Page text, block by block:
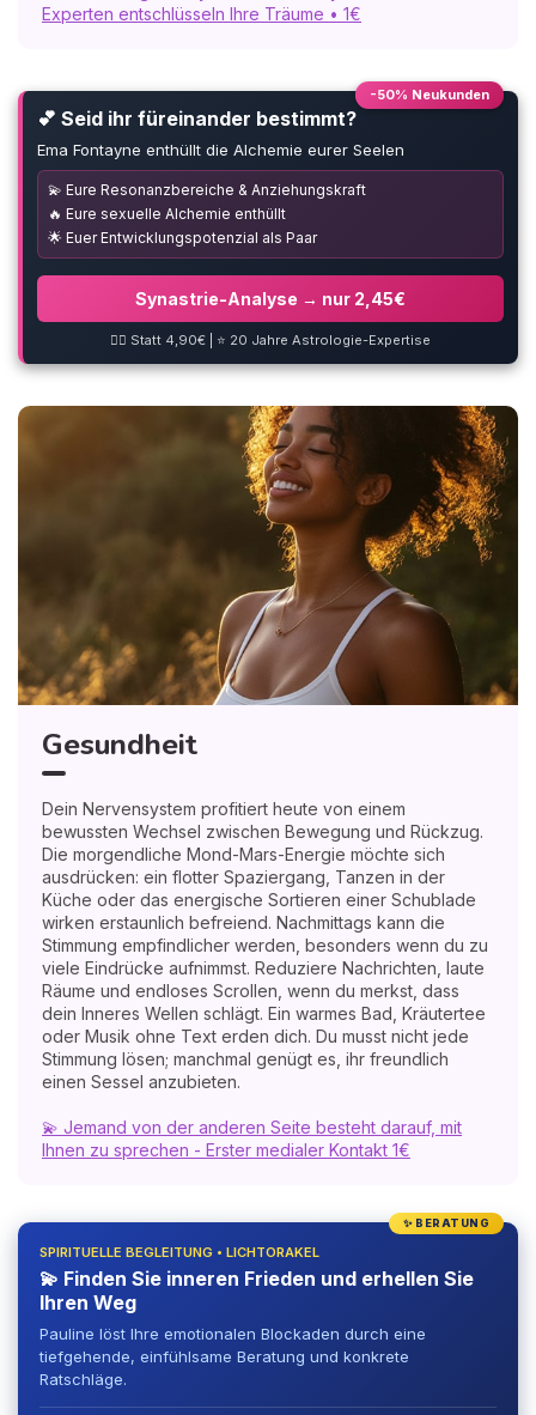
Experten entschlüsseln Ihre Träume • 1€
-50% Neukunden
💕 Seid ihr füreinander bestimmt?
Ema Fontayne enthüllt die Alchemie eurer Seelen
💫 Eure Resonanzbereiche & Anziehungskraft
🔥 Eure sexuelle Alchemie enthüllt
🌟 Euer Entwicklungspotenzial als Paar
Synastrie-Analyse → nur 2,45€
❤️‍🔥 Statt 4,90€ | ⭐ 20 Jahre Astrologie-Expertise
Gesundheit
Dein Nervensystem profitiert heute von einem
bewussten Wechsel zwischen Bewegung und Rückzug.
Die morgendliche Mond-Mars-Energie möchte sich
ausdrücken: ein flotter Spaziergang, Tanzen in der
Küche oder das energische Sortieren einer Schublade
wirken erstaunlich befreiend. Nachmittags kann die
Stimmung empfindlicher werden, besonders wenn du zu
viele Eindrücke aufnimmst. Reduziere Nachrichten, laute
Räume und endloses Scrollen, wenn du merkst, dass
dein Inneres Wellen schlägt. Ein warmes Bad, Kräutertee
oder Musik ohne Text erden dich. Du musst nicht jede
Stimmung lösen; manchmal genügt es, ihr freundlich
einen Sessel anzubieten.
💫 Jemand von der anderen Seite besteht darauf, mit
Ihnen zu sprechen - Erster medialer Kontakt 1€
✨ BERATUNG
SPIRITUELLE BEGLEITUNG • LICHTORAKEL
💫 Finden Sie inneren Frieden und erhellen Sie
Ihren Weg
Pauline löst Ihre emotionalen Blockaden durch eine
tiefgehende, einfühlsame Beratung und konkrete
Ratschläge.